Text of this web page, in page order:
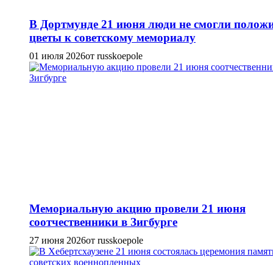
В Дортмунде 21 июня люди не смогли
цветы к советскому мемориалу
01 июля 2026от russkoepole
Мемориальную акцию провели 21 июня
соотчественники в Зигбурге
27 июня 2026от russkoepole